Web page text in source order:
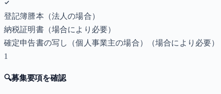
登記簿謄本（法人の場合）
納税証明書（場合により必要）
確定申告書の写し（個人事業主の場合）
（場合により必要）
1
🔍募集要項を確認